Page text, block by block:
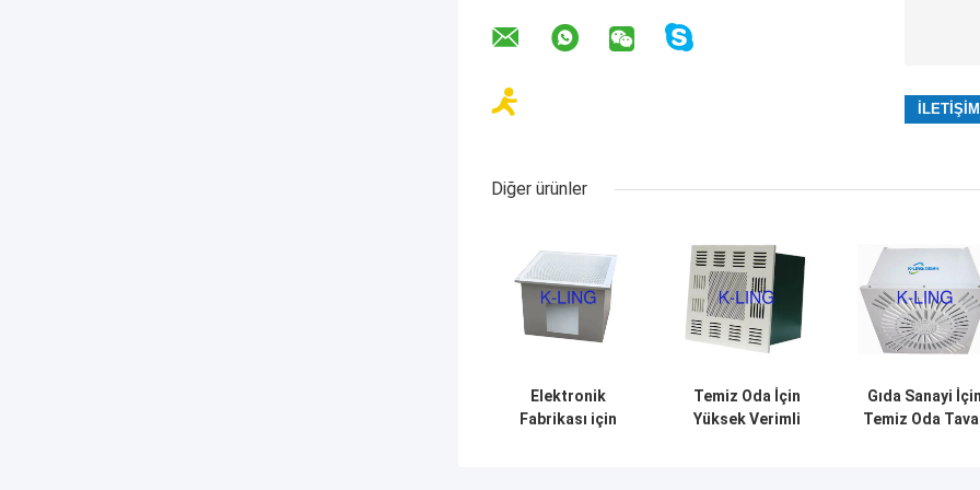
Diğer ürünler
Elektronik
Fabrikası için
Temiz Oda İçin
Yüksek Verimli
Gıda Sanayi İçin
Temiz Oda